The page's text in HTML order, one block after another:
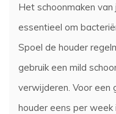
Het schoonmaken
essentieel om
Spoel de houder
gebruik een mild
verwijderen. Voor een
houder eens per